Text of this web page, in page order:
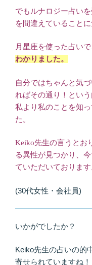
でもルナロジー占い
を間違えていることに
月星座を使った占いで
わかりました。
自分ではちゃんと気
ればその通り！とい
私より私のことを知
た。
Keiko先生の言うとお
る異性が見つかり、
ていただいております
(30代女性・会社員)
いかがでしたか？
Keiko先生の占いの的
寄せられていますね！